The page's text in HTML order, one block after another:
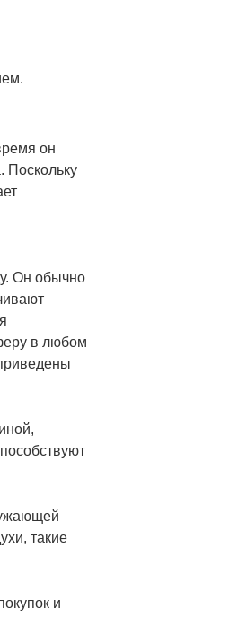
он
Поскольку
Он обычно
в любом
такие
и